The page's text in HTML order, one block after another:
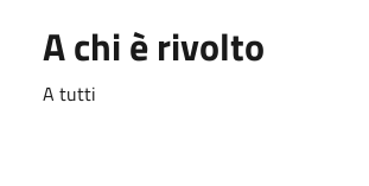
A chi è rivolto
A tutti